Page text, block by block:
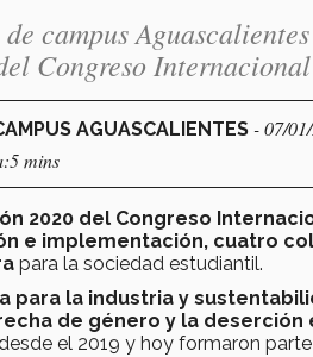
campus
Congreso
AGUASCALIENTES - 07/
mins
2020 del Congreso
e implementación, cuatro
para la sociedad estudiantil.
para la industria y
de género y la deserción
el 2019 y hoy formaron